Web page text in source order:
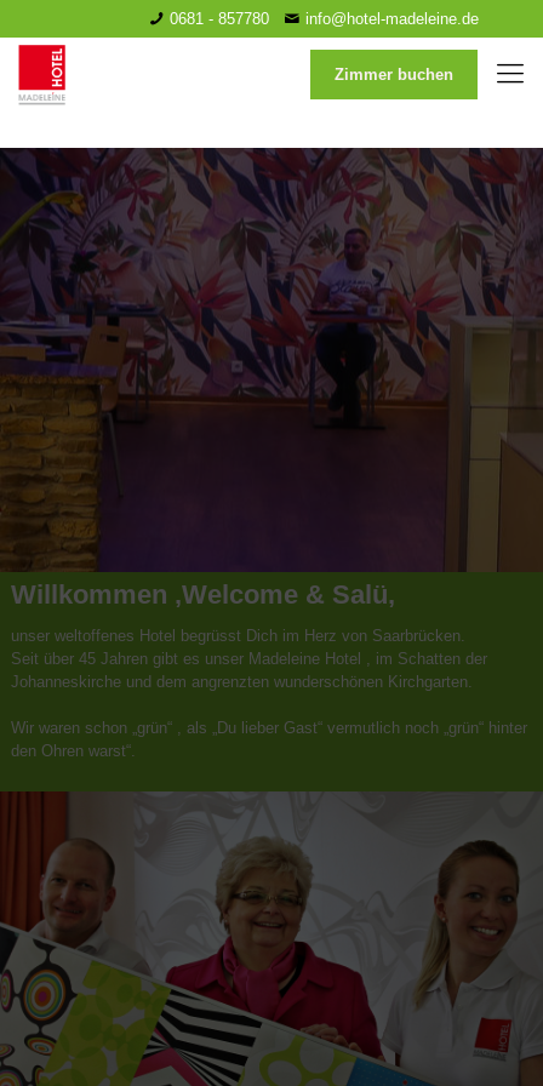
0681 - 857780 info@hotel-madeleine.de
Zimmer buchen
Willkommen ,Welcome & Salü,
unser weltoffenes Hotel begrüsst Dich im Herz von Saarbrücken.
Seit über 45 Jahren gibt es unser Madeleine Hotel , im Schatten der
Johanneskirche und dem angrenzten wunderschönen Kirchgarten.
Wir waren schon „grün“ , als „Du lieber Gast“ vermutlich noch „grün“ hinter
den Ohren warst“.